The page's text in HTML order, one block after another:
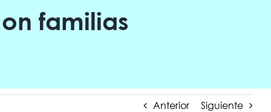
familias
Anterior Siguiente